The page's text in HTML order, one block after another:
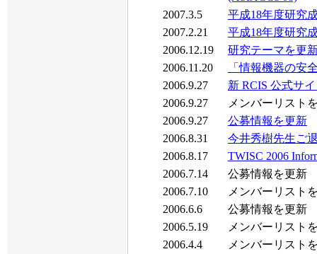
2007.3.5
平成18年度研究
2007.2.21
平成18年度研究
2006.12.19
研究テーマを更
2006.11.20
「情報機器の安
2006.9.27
新 RCIS 公式サ
2006.9.27
メンバーリスト
2006.9.27
公募情報を更新
2006.8.31
今井秀樹先生ご
2006.8.17
TWISC 2006
2006.7.14
公募情報を更新
2006.7.10
メンバーリスト
2006.6.6
公募情報を更新
2006.5.19
メンバーリスト
2006.4.4
メンバーリスト